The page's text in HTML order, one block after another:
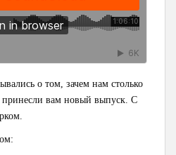
о том, зачем нам столько
вам новый выпуск. С